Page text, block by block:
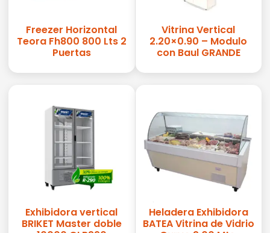
Freezer Horizontal
Teora Fh800 800 Lts 2
Puertas
Vitrina Vertical
2.20×0.90 – Modulo
con Baul GRANDE
Exhibidora vertical
BRIKET Master doble
Heladera Exhibidora
BATEA Vitrina de Vidrio